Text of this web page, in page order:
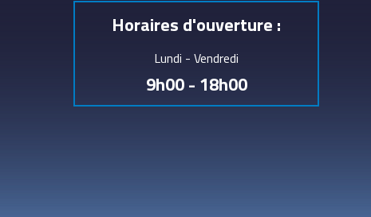
Horaires d'ouverture :
Lundi - Vendredi
9h00 - 18h00